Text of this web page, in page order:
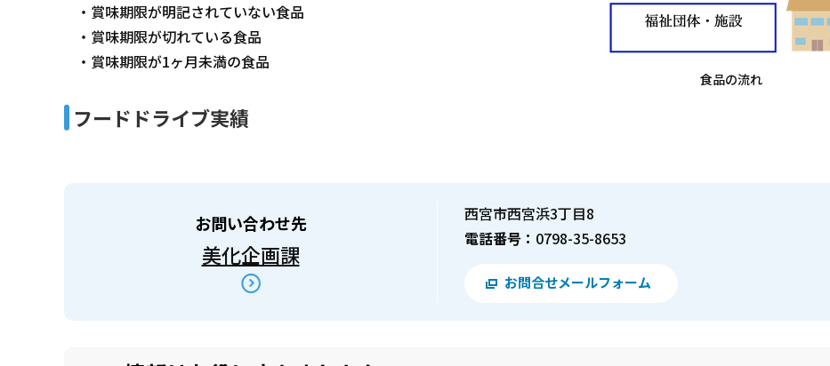
食品の流れ
・賞味期限が明記されていない食品
・賞味期限が切れている食品
・賞味期限が1ヶ月未満の食品
フードドライブ実績
お問い合わせ先
美化企画課
西宮市西宮浜3丁目8
電話番号： 0798-35-8653
お問合せメールフォーム